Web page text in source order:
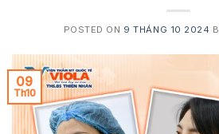
POSTED ON 9 THÁNG 10 2024
09
Th10